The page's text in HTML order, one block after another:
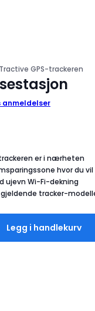
GPS-trackeren
anmeldelser
er i nærheten
hvor du vil
ujevn Wi-Fi-dekning
tracker-
Legg i handlekurv